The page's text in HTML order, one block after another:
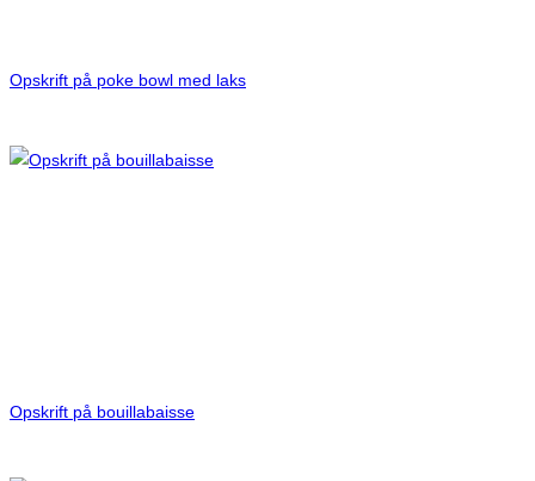
Opskrift på poke bowl med laks
Opskrift på bouillabaisse